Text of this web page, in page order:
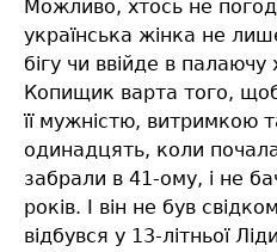
Можливо, хтось не
українська жінка не
бігу чи ввійде в палаючу
Копищик варта того,
її мужністю, витримкою
одинадцять, коли
забрали в 41-ому, і не
років. І він не був
відбувся у 13-літньої